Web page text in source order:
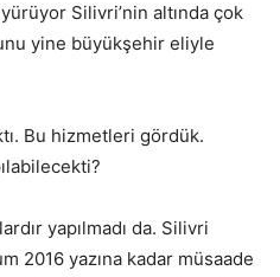
Silivri’nin altında çok
yine büyükşehir eliyle
Bu hizmetleri gördük.
yapılmadı da. Silivri
2016 yazına kadar müsaade